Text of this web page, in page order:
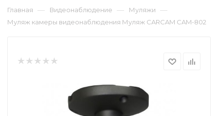
Главная — Видеонаблюдение — Муляжи —
Муляж камеры видеонаблюдения Муляж CARCAM CAM-802